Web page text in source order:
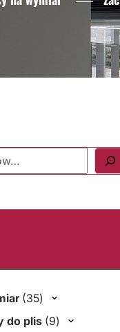
3535 produktów
do plis 99 produktów